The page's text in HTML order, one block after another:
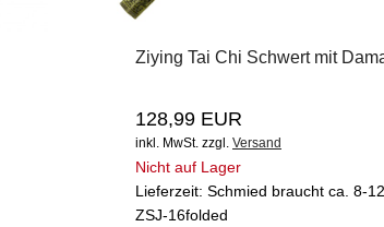
Ziying Tai Chi Schwert mit
128,99 EUR
inkl. MwSt. zzgl. Versand
Nicht auf Lager
Lieferzeit: Schmied braucht ca. 8-
ZSJ-16folded